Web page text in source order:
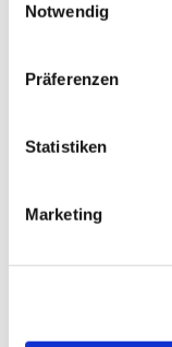
Notwendig
Präferenzen
Statistiken
Marketing
Dies